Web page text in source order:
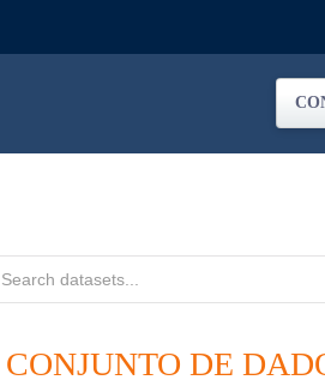
CONJUNTO DE